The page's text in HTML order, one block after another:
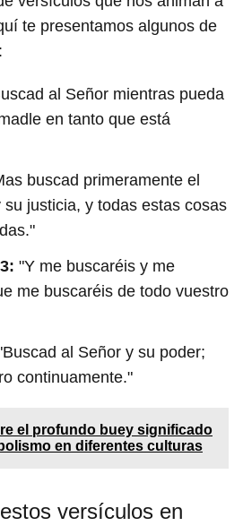
te presentamos algunos de
al Señor mientras pueda
en tanto que está
buscad primeramente el
su justicia, y todas estas cosas
"Y me buscaréis y me
me buscaréis de todo vuestro
al Señor y su poder;
continuamente."
el profundo buey significado
en diferentes culturas
versículos en